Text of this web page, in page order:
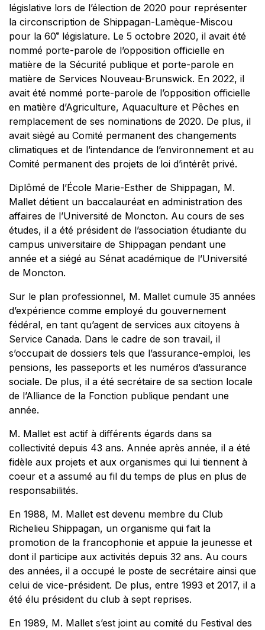
législative lors de l’élection de 2020 pour représenter
la circonscription de Shippagan-Lamèque-Miscou
pour la 60e législature. Le 5 octobre 2020, il avait été
nommé porte-parole de l’opposition officielle en
matière de la Sécurité publique et porte-parole en
matière de Services Nouveau-Brunswick. En 2022, il
avait été nommé porte-parole de l’opposition officielle
en matière d’Agriculture, Aquaculture et Pêches en
remplacement de ses nominations de 2020. De plus, il
avait siègé au Comité permanent des changements
climatiques et de l’intendance de l’environnement et au
Comité permanent des projets de loi d’intérêt privé.
Diplômé de l’École Marie-Esther de Shippagan, M.
Mallet détient un baccalauréat en administration des
affaires de l’Université de Moncton. Au cours de ses
études, il a été président de l’association étudiante du
campus universitaire de Shippagan pendant une
année et a siégé au Sénat académique de l’Université
de Moncton.
Sur le plan professionnel, M. Mallet cumule 35 années
d’expérience comme employé du gouvernement
fédéral, en tant qu’agent de services aux citoyens à
Service Canada. Dans le cadre de son travail, il
s’occupait de dossiers tels que l’assurance-emploi, les
pensions, les passeports et les numéros d’assurance
sociale. De plus, il a été secrétaire de sa section locale
de l’Alliance de la Fonction publique pendant une
année.
M. Mallet est actif à différents égards dans sa
collectivité depuis 43 ans. Année après année, il a été
fidèle aux projets et aux organismes qui lui tiennent à
coeur et a assumé au fil du temps de plus en plus de
responsabilités.
En 1988, M. Mallet est devenu membre du Club
Richelieu Shippagan, un organisme qui fait la
promotion de la francophonie et appuie la jeunesse et
dont il participe aux activités depuis 32 ans. Au cours
des années, il a occupé le poste de secrétaire ainsi que
celui de vice-président. De plus, entre 1993 et 2017, il a
été élu président du club à sept reprises.
En 1989, M. Mallet s’est joint au comité du Festival des